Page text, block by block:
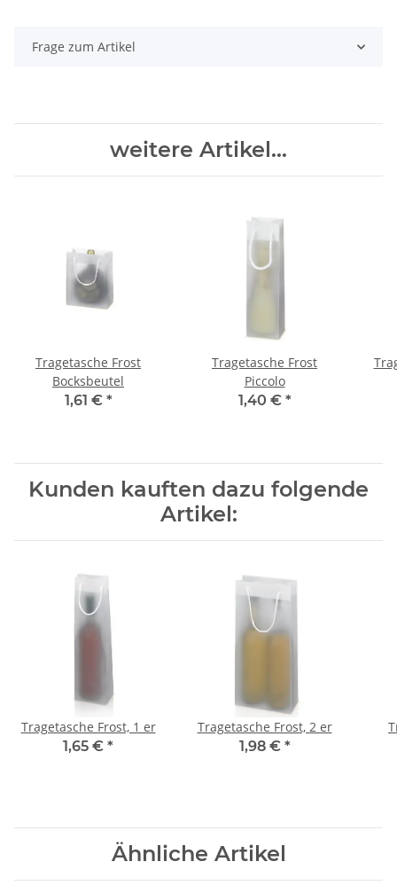
Frage zum Artikel
weitere Artikel...
Tragetasche Frost
Bocksbeutel
1,61 € *
Tragetasche Frost
Piccolo
1,40 € *
Kunden kauften dazu folgende
Artikel:
Tragetasche Frost, 1 er
1,65 € *
Tragetasche Frost, 2 er
1,98 € *
Ähnliche Artikel